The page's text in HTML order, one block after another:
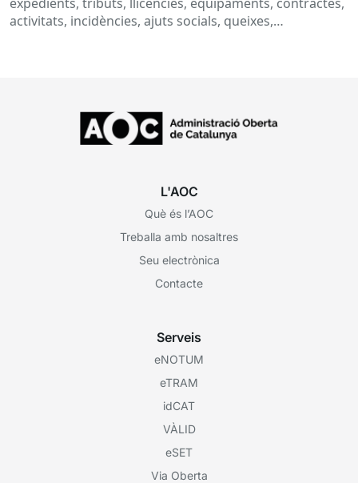
activitats, incidències, ajuts socials, queixes,
L'AOC
Què és l’AOC
Treballa amb nosaltres
Seu electrònica
Contacte
Serveis
eNOTUM
eTRAM
idCAT
VÀLID
eSET
Via Oberta